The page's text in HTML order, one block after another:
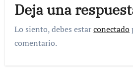
Deja una
Lo siento, debes estarconectado
comentario.